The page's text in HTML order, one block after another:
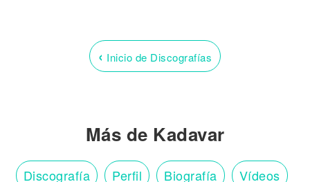
‹ Inicio de Discografías
Más de Kadavar
Discografía Perfil Biografía Vídeos